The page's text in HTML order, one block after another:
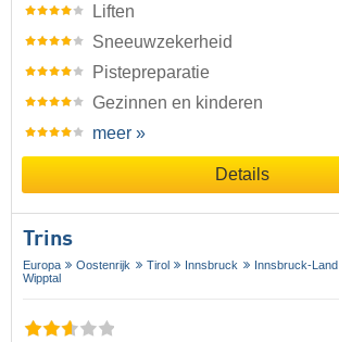
Liften
Sneeuwzekerheid
Pistepreparatie
Gezinnen en kinderen
meer »
Details
Trins
Europa Oostenrijk Tirol Innsbruck
Innsbruck-Land
Wipptal